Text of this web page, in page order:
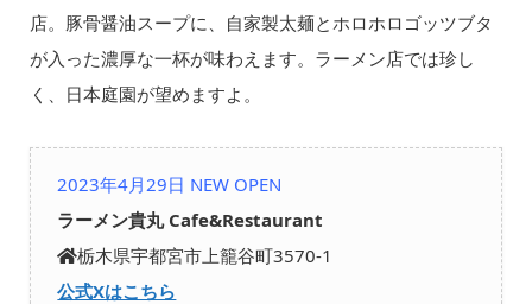
店。豚骨醤油スープに、自家製太麺とホロホロゴッツブタ
が入った濃厚な一杯が味わえます。ラーメン店では珍し
く、日本庭園が望めますよ。
2023年4月29日 NEW OPEN
ラーメン貴丸 Cafe&Restaurant
栃木県宇都宮市上籠谷町3570-1
公式Xはこちら